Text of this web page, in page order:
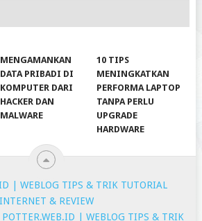
MENGAMANKAN
DATA PRIBADI DI
KOMPUTER DARI
HACKER DAN
MALWARE
10 TIPS
MENINGKATKAN
PERFORMA LAPTOP
TANPA PERLU
UPGRADE
HARDWARE
POTTER.WEB.ID | WEBLOG TIPS & TRIK